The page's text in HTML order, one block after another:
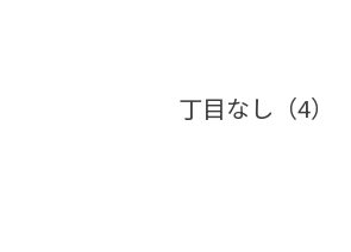
丁目なし（4）